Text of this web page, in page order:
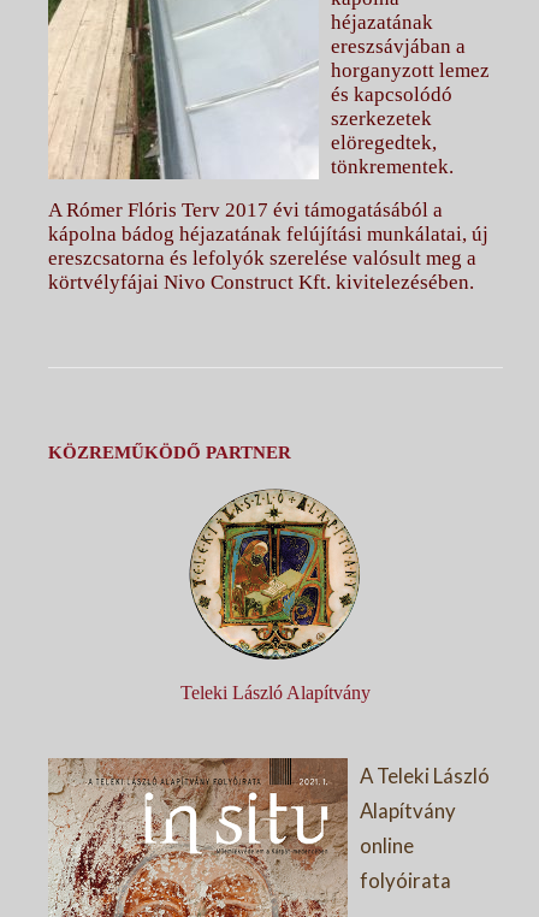
héjazatának
ereszsávjában a
horganyzott lemez
és kapcsolódó
szerkezetek
elöregedtek,
tönkrementek.
A Rómer Flóris Terv 2017 évi támogatásából a
kápolna bádog héjazatának felújítási munkálatai, új
ereszcsatorna és lefolyók szerelése valósult meg a
körtvélyfájai Nivo Construct Kft. kivitelezésében.
KÖZREMŰKÖDŐ PARTNER
Teleki László Alapítvány
A Teleki László
Alapítvány
online
folyóirata